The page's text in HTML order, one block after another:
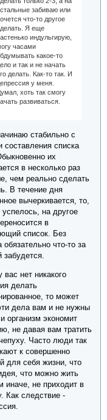
забиваю или
что-то другое
Я еще
индульгирую,
часами
какое-то
и так и не начать
делать. Как-то так. И
у меня.
хоть так смогу
развиваться.
стабильно с
составления списка
их
в несколько раз
чем реально сделать
В течение дня
вычеркивается, то,
успелось, на другое
в
список. Без
обязательно что-то за
забудется.
вас нет никакого
делать
то может
дела вам и не нужны
организм экономит
не давая вам тратить
Часто люди так
к совершенно
для себя жизни, что
что можно жить
иначе, не приходит в
Как следствие -